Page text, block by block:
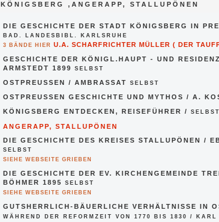
KÖNIGSBERG ,ANGERAPP, STALLUPÖNEN
DIE GESCHICHTE DER STADT KÖNIGSBERG IN
BAD. LANDESBIBL. KARLSRUHE
3 BÄNDE HIER U.A. SCHARFRICHTER MÜLLER ( DER
GESCHICHTE DER KÖNIGL.HAUPT - UND
RMSTEDT 1899
SELBST
OSTPREUSSEN / AMBRASSAT SELBST
OSTPREUSSEN GESCHICHTE UND MYTHOS / A.
KÖNIGSBERG ENTDECKEN, REISEFÜHRER / SELBST
ANGERAPP, STALLUPÖNEN
DIE GESCHICHTE DES KREISES STALLUPÖNEN /
SELBST
SIEHE WEBSEITE GRIEBEN
DIE GESCHICHTE DER EV. KIRCHENGEMEINDE
BÖHMER 1895 SELBST
SIEHE WEBSEITE GRIEBEN
GUTSHERRLICH-BÄUERLICHE VERHÄLTNISSE IN
WÄHREND DER REFORMZEIT VON 1770 BIS 1830 / KARL